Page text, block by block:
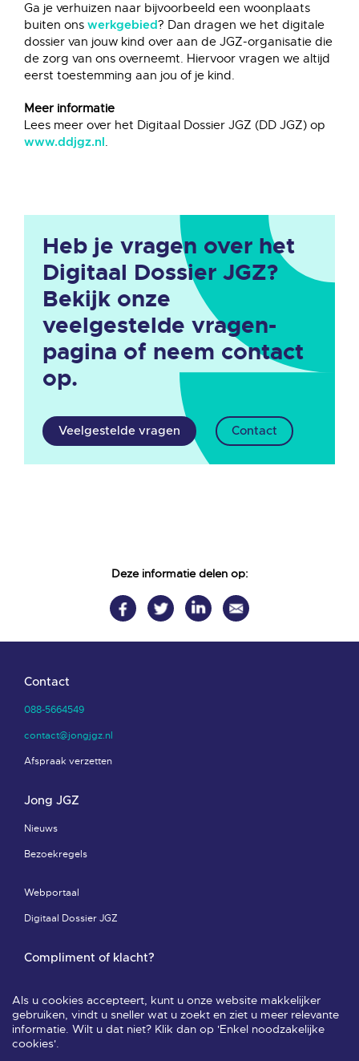
Ga je verhuizen naar bijvoorbeeld een woonplaats
buiten ons werkgebied ? Dan dragen we het digitale
dossier van jouw kind over aan de JGZ-organisatie die
de zorg van ons overneemt. Hiervoor vragen we altijd
eerst toestemming aan jou of je kind.
Meer informatie
Lees meer over het Digitaal Dossier JGZ (DD JGZ) op
www.ddjgz.nl .
Heb je vragen over het
Digitaal Dossier JGZ?
Bekijk onze
veelgestelde vragen-
pagina of neem contact
op.
Veelgestelde vragen Contact
Deze informatie delen op:
Contact
088-5664549
contact@jongjgz.nl
Afspraak verzetten
Jong JGZ
Nieuws
Bezoekregels
Webportaal
Digitaal Dossier JGZ
Compliment of klacht?
Leveringsvoorwaarden & privacy
Veelgestelde vragen
Als u cookies accepteert, kunt u onze website makkelijker
gebruiken, vindt u sneller wat u zoekt en ziet u meer relevante
informatie. Wilt u dat niet? Klik dan op 'Enkel noodzakelijke
cookies'.